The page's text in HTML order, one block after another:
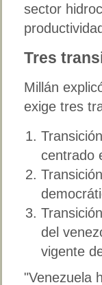
sector
Tres
Millán
exige tres
centrado
del
vigente
"Venezuela